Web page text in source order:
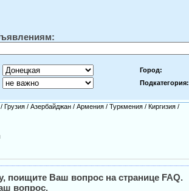
Город:
Подкатегория:
/ Грузия / Азербайджан / Армения / Туркмения / Киргизия /
поищите Ваш вопрос на странице FAQ.
вопрос.